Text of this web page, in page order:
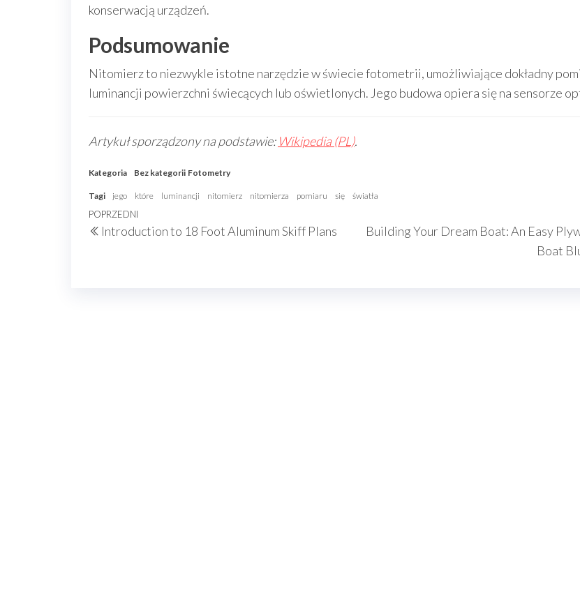
konserwacją urządzeń.
Podsumowanie
Nitomierz to niezwykle istotne narzędzie w świecie fotometrii, umożliwiające dokładny
luminancji powierzchni świecących lub oświetlonych. Jego budowa opiera się na sensorze
Artykuł sporządzony na podstawie: Wikipedia (PL).
Kategoria Bez kategorii Fotometry
Tagi jego które luminancji nitomierz nitomierza pomiaru się światła
Nawigacja
wpisu
Poprzedni
wpis
POPRZEDNI
Introduction to 18 Foot Aluminum Skiff Plans
Building Your Dream Boat: An Easy
Boat